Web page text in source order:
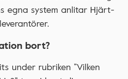
egna system anlitar Hjärt-
bort?
under rubriken ”Vilken